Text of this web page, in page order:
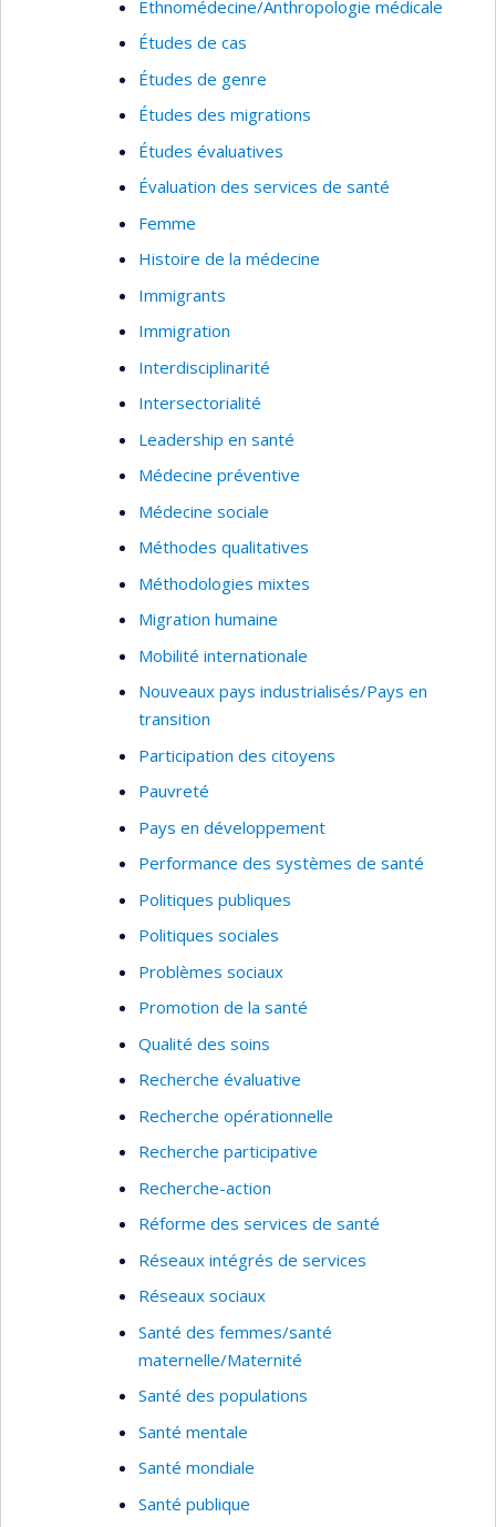
Ethnomédecine/Anthropologie médicale
Études de cas
Études de genre
Études des migrations
Études évaluatives
Évaluation des services de santé
Femme
Histoire de la médecine
Immigrants
Immigration
Interdisciplinarité
Intersectorialité
Leadership en santé
Médecine préventive
Médecine sociale
Méthodes qualitatives
Méthodologies mixtes
Migration humaine
Mobilité internationale
Nouveaux pays industrialisés/Pays en
transition
Participation des citoyens
Pauvreté
Pays en développement
Performance des systèmes de santé
Politiques publiques
Politiques sociales
Problèmes sociaux
Promotion de la santé
Qualité des soins
Recherche évaluative
Recherche opérationnelle
Recherche participative
Recherche-action
Réforme des services de santé
Réseaux intégrés de services
Réseaux sociaux
Santé des femmes/santé
maternelle/Maternité
Santé des populations
Santé mentale
Santé mondiale
Santé publique